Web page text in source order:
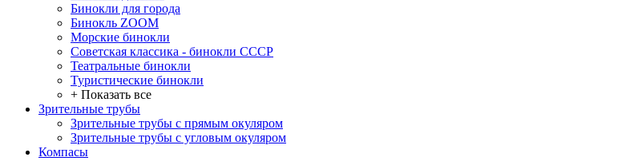
Бинокли для города
Бинокль ZOOM
Морские бинокли
Советская классика - бинокли СССР
Театральные бинокли
Туристические бинокли
+ Показать все
Зрительные трубы
Зрительные трубы с прямым окуляром
Зрительные трубы с угловым окуляром
Компасы